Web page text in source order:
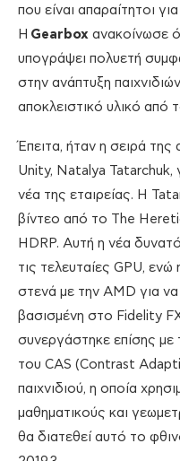
που είναι απαραίτητοι
H Gearbox ανακοίνωσε
υπογράψει πολυετή
στην ανάπτυξη
αποκλειστικό υλικό από
Έπειτα, ήταν η σειρά
Unity, Natalya Tatarchuk,
νέα της εταιρείας. Η
βίντεο από το The
HDRP. Αυτή η νέα
τις τελευταίες GPU,
στενά με την AMD για
βασισμένη στο Fidelity
συνεργάστηκε επίσης
του CAS (Contrast
παιχνιδιού, η οποία
μαθηματικούς και
θα διατεθεί αυτό το